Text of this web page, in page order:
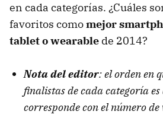
en cada categorías. ¿Cuáles
favoritos comomejor
tablet o wearable de 2014?
Nota del editor: el orden en
finalistas de cada categoría
corresponde con el número de